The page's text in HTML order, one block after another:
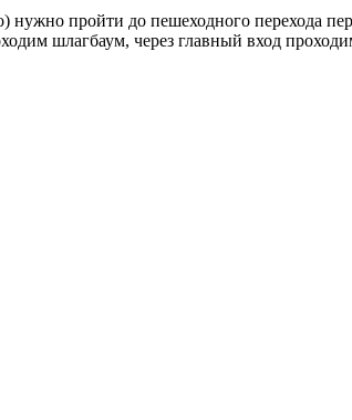
пройти до пешеходного перехода
шлагбаум, через главный вход